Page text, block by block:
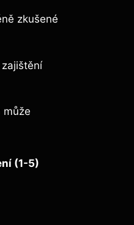
zkušené
může
(1-5)